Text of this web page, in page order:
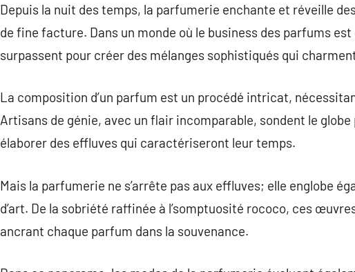
Depuis la nuit des temps, la parfumerie enchante et réveille
de fine facture. Dans un monde où le business des parfums
surpassent pour créer des mélanges sophistiqués qui
La composition d’un parfum est un procédé intricat,
Artisans de génie, avec un flair incomparable, sondent le
élaborer des effluves qui caractériseront leur temps.
Mais la parfumerie ne s’arrête pas aux effluves; elle englobe
d’art. De la sobriété raffinée à l’somptuosité rococo, ces
ancrant chaque parfum dans la souvenance.